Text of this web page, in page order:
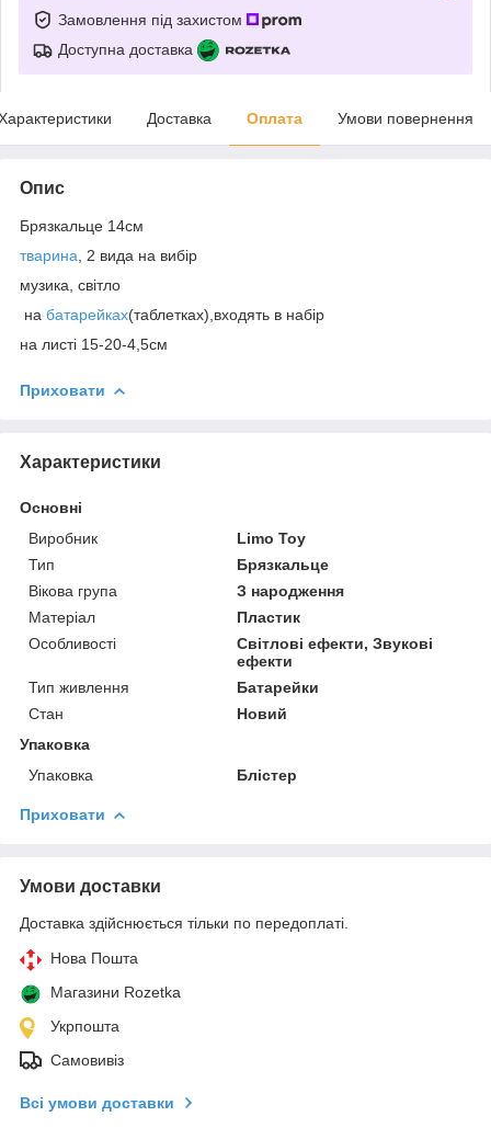
Замовлення під захистом
Доступна доставка
Доставка Оплата Умови повернення
Опис
Брязкальце 14cм
тварина , 2 вида на вибір
музика, світло
на батарейках(таблетках),входять в набір
на листі 15-20-4,5см
Приховати
Характеристики
Основні
Виробник
Limo Toy
Тип
Брязкальце
Вікова група
З народження
Матеріал
Пластик
Особливості
Світлові ефекти, Звукові
ефекти
Тип живлення
Батарейки
Стан
Новий
Упаковка
Упаковка
Блістер
Приховати
Умови доставки
Доставка здійснюється тільки по передоплаті.
Нова Пошта
Магазини Rozetka
Укрпошта
Самовивіз
Всі умови доставки